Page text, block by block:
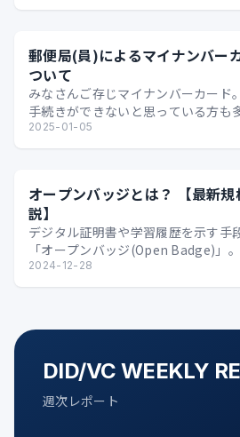
郵便局(員)によるマイナンバー
ついて
みなさんご存じマイナンバーカード
手続きができないと思っている方も
うか。 先日、たまたま 以下のよう
2025-01-05
オープンバッジとは？ 【最新
説】
デジタル証明書や学習履歴を示す手
「オープンバッジ(Open Badge)」
ッジ3.0」という新たな規格も登場し
2024-12-28
DID/VC WEEKLY
週次レポート